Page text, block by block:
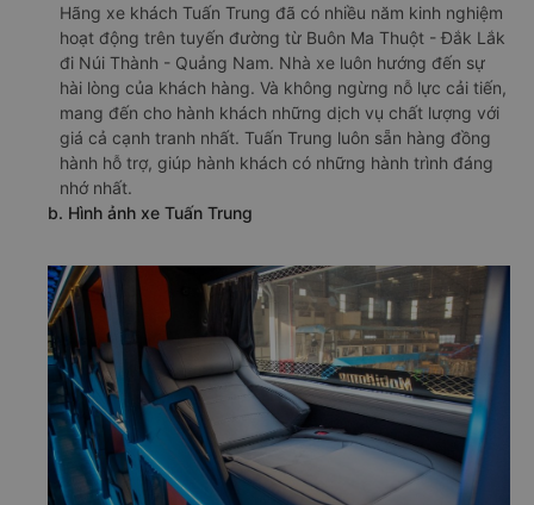
Thanh (Bến xe phía bắc Buôn Ma Thuột)
a. Giới thiệu xe Tuấn Trung
Hãng xe khách Tuấn Trung đã có nhiều năm kinh nghiệm
hoạt động trên tuyến đường từ Buôn Ma Thuột - Đắk Lắk
đi Núi Thành - Quảng Nam. Nhà xe luôn hướng đến sự
hài lòng của khách hàng. Và không ngừng nỗ lực cải tiến,
mang đến cho hành khách những dịch vụ chất lượng với
giá cả cạnh tranh nhất. Tuấn Trung luôn sẵn hàng đồng
nhớ nhất.
b. Hình ảnh xe Tuấn Trung